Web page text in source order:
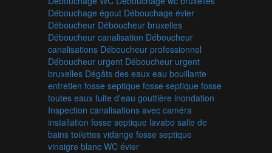
Débouchage égout Débouchage évier
Déboucheur Déboucheur bruxelles
Déboucheur canalisation Déboucheur
canalisations Déboucheur professionnel
Déboucheur urgent Déboucheur urgent
bruxelles Dégâts des eaux eau bouillante
entretien fosse septique fosse septique fosse
toutes eaux fuite d'eau gouttière inondation
Inspection canalisations avec caméra
installation fosse septique lavabo salle de
bains toilettes vidange fosse septique
vinaigre blanc WC évier